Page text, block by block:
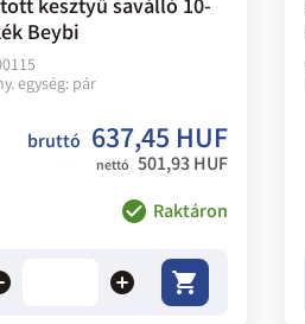
kesztyű saválló 10-
Beybi
egység: pár
bruttó 637,45 HUF
nettó 501,93 HUF
Raktáron
add